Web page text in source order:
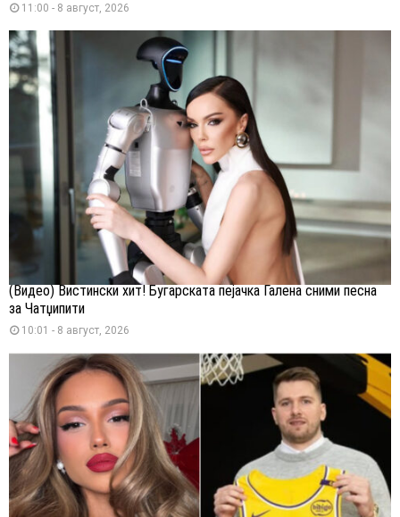
11:00 - 8 август, 2026
(Видео) Вистински хит! Бугарската пејачка Галена сними песна
за Чатџипити
10:01 - 8 август, 2026